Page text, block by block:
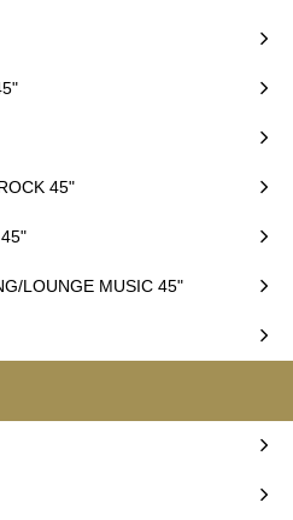
45"
LOUNGE MUSIC 45"